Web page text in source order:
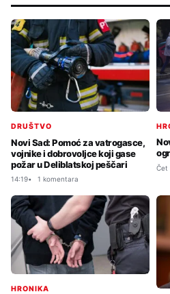
DRUŠTVO
Novi Sad: Pomoć za vatrogasce,
vojnike i dobrovoljce koji gase
požar u Deliblatskoj peščari
14:19 1 komentara
Čet
HRONIKA